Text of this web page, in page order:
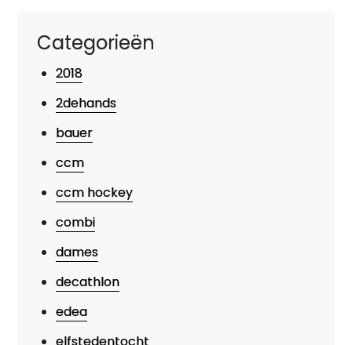
Categorieën
2018
2dehands
bauer
ccm
ccm hockey
combi
dames
decathlon
edea